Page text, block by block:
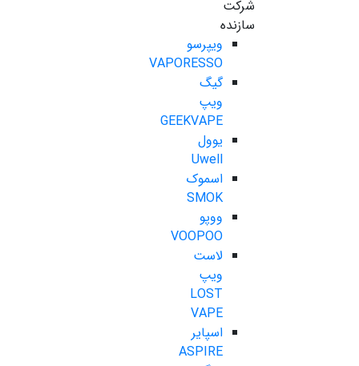
شرکت
سازنده
ویپرسو
VAPORESSO
گیگ
ویپ
GEEKVAPE
یوول
Uwell
اسموک
SMOK
ووپو
VOOPOO
لاست
ویپ
LOST
VAPE
اسپایر
ASPIRE